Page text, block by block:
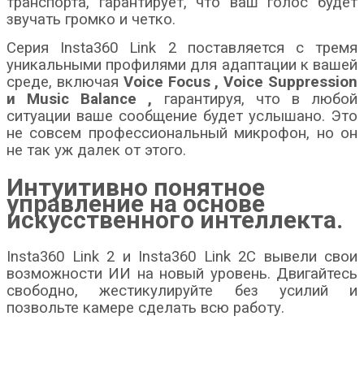
звучать громко и четко.
Серия Insta360 Link 2 поставляется с тремя
уникальными профилями для адаптации к вашей
среде, включая Voice Focus , Voice Suppression
и Music Balance , гарантируя, что в любой
ситуации ваше сообщение будет услышано. Это
не совсем профессиональный микрофон, но он
не так уж далек от этого.
Интуитивно понятное
управление на основе
искусственного интеллекта.
Insta360 Link 2 и Insta360 Link 2C вывели свои
возможности ИИ на новый уровень. Двигайтесь
свободно, жестикулируйте без усилий и
позвольте камере сделать всю работу.